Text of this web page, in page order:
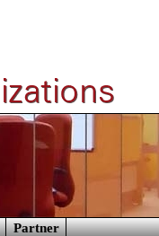
Partner